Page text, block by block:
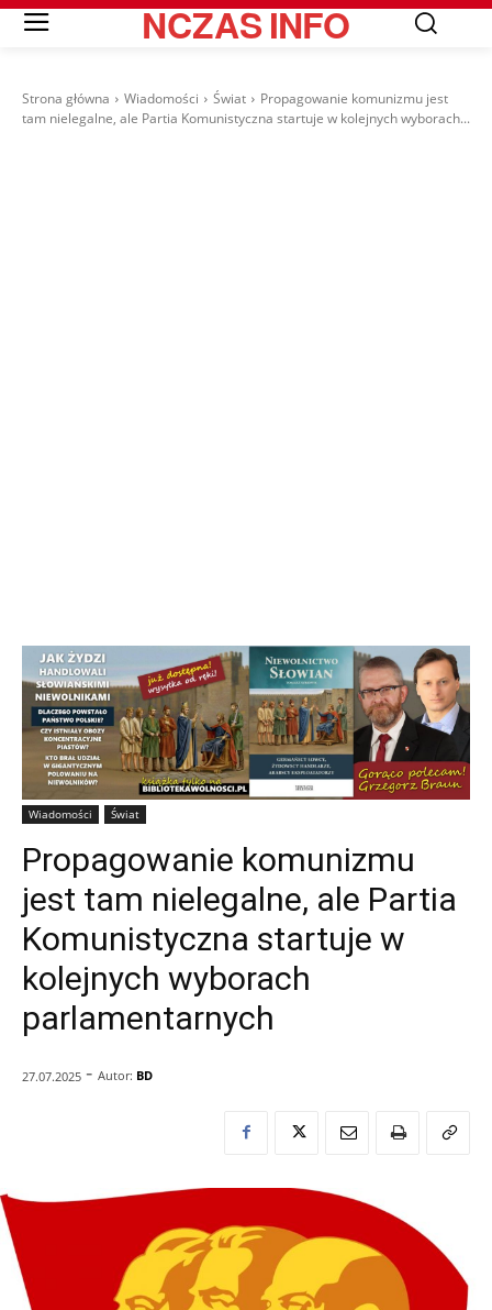
NCZASINFO
Strona główna Wiadomości Świat
Propagowanie komunizmu jest
tam nielegalne, ale Partia Komunistyczna startuje w kolejnych wyborach...
Wiadomości Świat
Propagowanie komunizmu
jest tam nielegalne, ale Partia
Komunistyczna startuje w
kolejnych wyborach
parlamentarnych
27.07.2025 - Autor: BD